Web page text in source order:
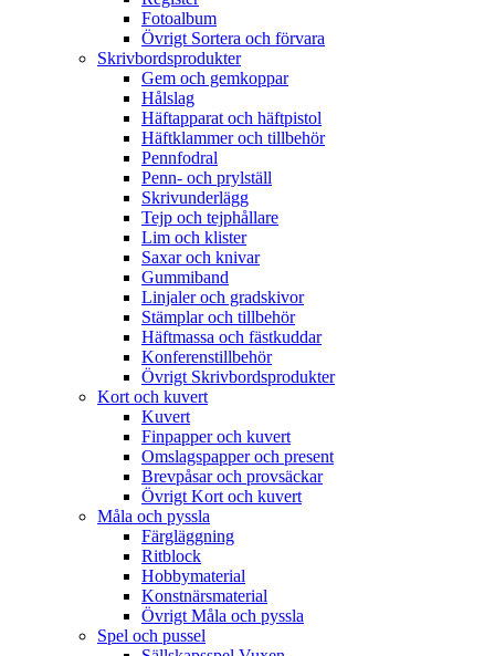
Fotoalbum
Övrigt Sortera och förvara
Skrivbordsprodukter
Gem och gemkoppar
Hålslag
Häftapparat och häftpistol
Häftklammer och tillbehör
Pennfodral
Penn- och prylställ
Skrivunderlägg
Tejp och tejphållare
Lim och klister
Saxar och knivar
Gummiband
Linjaler och gradskivor
Stämplar och tillbehör
Häftmassa och fästkuddar
Konferenstillbehör
Övrigt Skrivbordsprodukter
Kort och kuvert
Kuvert
Finpapper och kuvert
Omslagspapper och present
Brevpåsar och provsäckar
Övrigt Kort och kuvert
Måla och pyssla
Färgläggning
Ritblock
Hobbymaterial
Konstnärsmaterial
Övrigt Måla och pyssla
Spel och pussel